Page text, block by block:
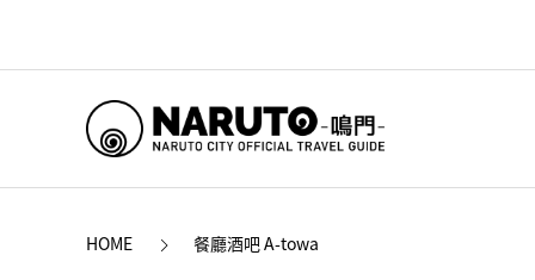
HOME 餐廳酒吧 A-towa